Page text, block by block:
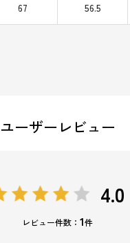
67 56.5
ユーザーレビュー
4.0
レビュー件数：1件